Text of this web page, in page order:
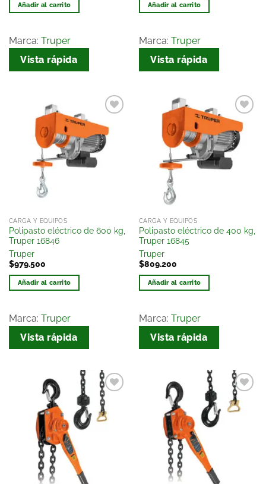
Añadir al carrito
Marca: Truper
Vista rápida
Añadir al carrito
Marca: Truper
Vista rápida
Añadir
a la
lista
de
deseos
CARGA Y EQUIPOS
Polipasto eléctrico de 600 kg,
Truper 16846
Truper
$979.500
Añadir al carrito
Marca: Truper
Vista rápida
Añadir
a la
lista
de
deseos
CARGA Y EQUIPOS
Polipasto eléctrico de 400 kg,
Truper 16845
Truper
$809.200
Añadir al carrito
Marca: Truper
Vista rápida
Añadir
a la
lista
Añadir
a la